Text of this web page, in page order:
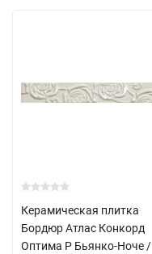
Керамическая плитка
Бордюр Атлас Конкорд
Оптима Р Бьянко-Ноче /